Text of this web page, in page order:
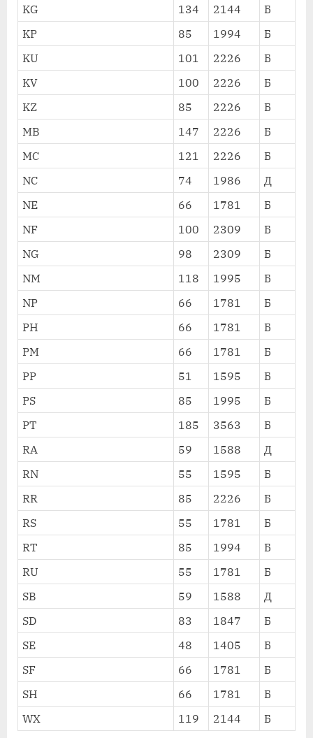
KG 134 2144
Б
KP
85 1994
Б
KU
101 2226
Б
KV
100 2226
Б
KZ
85 2226
Б
MB
147 2226
Б
MC
121 2226
Б
NC
74 1986
Д
NE
66 1781
Б
NF
100 2309
Б
NG
98 2309
Б
NM
118 1995
Б
NP
66 1781
Б
PH
66 1781
Б
PM
66 1781
Б
PP
51 1595
Б
PS
85 1995
Б
PT
185 3563
Б
RA
59 1588
Д
RN
55 1595
Б
RR
85 2226
Б
RS
55 1781
Б
RT
85 1994
Б
RU
55 1781
Б
SB
59 1588
Д
SD
83 1847
Б
SE
48 1405
Б
SF
66 1781
Б
SH
66 1781
Б
WX
119 2144 Б